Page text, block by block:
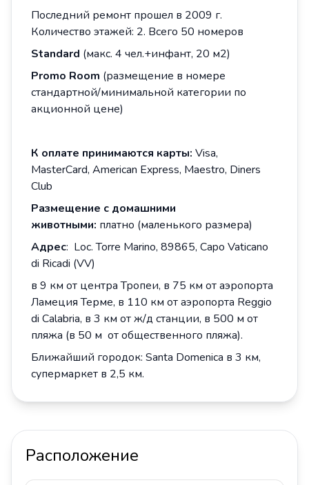
Последний ремонт прошел в 2009 г.
Количество этажей: 2. Всего 50 номеров
Standard (макс. 4 чел.+инфант, 20 м2)
Promo Room (размещение в номере
стандартной/минимальной категории по
акционной цене)
К оплате принимаются карты: Visa,
MasterCard, American Express, Maestro, Diners
Club
Размещение с домашними
животными: платно (маленького размера)
Адрес: Loc. Torre Marino, 89865, Capo Vaticano
di Ricadi (VV)
в 9 км от центра Тропеи, в 75 км от аэропорта
Ламеция Терме, в 110 км от аэропорта Reggio
di Calabria, в 3 км от ж/д станции, в 500 м от
пляжа (в 50 м от общественного пляжа).
Ближайший городок: Santa Domenica в 3 км,
супермаркет в 2,5 км.
Расположение